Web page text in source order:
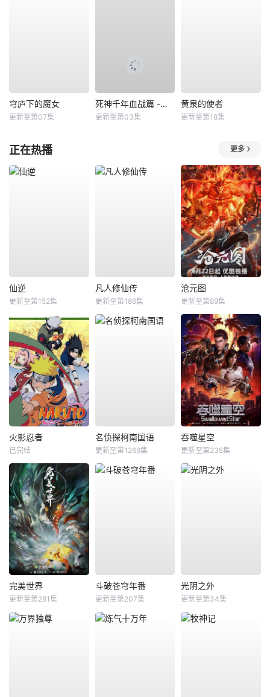
穹庐下的魔女
更新至第07集
死神千年血战篇 -祸进谭-
更新至第03集
黄泉的使者
更新至第18集
正在热播 更多
仙逆
更新至第152集
凡人修仙传
更新至第186集
沧元图
更新至第89集
火影忍者
已完结
名侦探柯南国语
更新至第1269集
吞噬星空
更新至第235集
完美世界
更新至第281集
斗破苍穹年番
更新至第207集
光阴之外
更新至第34集